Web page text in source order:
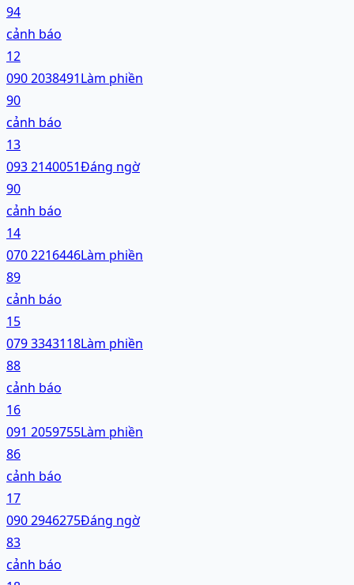
94
cảnh báo
12
090 2038491Làm phiền
90
cảnh báo
13
093 2140051Đáng ngờ
90
cảnh báo
14
070 2216446Làm phiền
89
cảnh báo
15
079 3343118Làm phiền
88
cảnh báo
16
091 2059755Làm phiền
86
cảnh báo
17
090 2946275Đáng ngờ
83
cảnh báo